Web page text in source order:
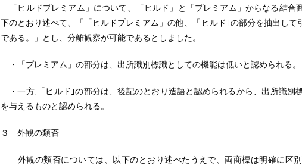
「ヒルドプレミアム」について、「ヒルド」と「プレミアム」からなる結合
下のとおり述べて、「「ヒルドプレミアム」の他、「ヒルド｣の部分を抽出して
である。」とし、分離観察が可能であるとしました。
・「プレミアム」の部分は、出所識別標識としての機能は低いと認められる。
・一方,「ヒルド｣の部分は、後記のとおり造語と認められるから、出所識別
を与えるものと認められる。
３ 外観の類否
外観の類否については、以下のとおり述べたうえで、両商標は明確に区別